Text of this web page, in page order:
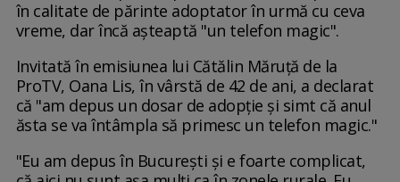
în calitate de părinte adoptator în urmă cu ceva
vreme, dar încă așteaptă "un telefon magic".
Invitată în emisiunea lui Cătălin Măruță de la
ProTV, Oana Lis, în vârstă de 42 de ani, a declarat
că "am depus un dosar de adopție și simt că anul
ăsta se va întâmpla să primesc un telefon magic."
"Eu am depus în București și e foarte complicat,